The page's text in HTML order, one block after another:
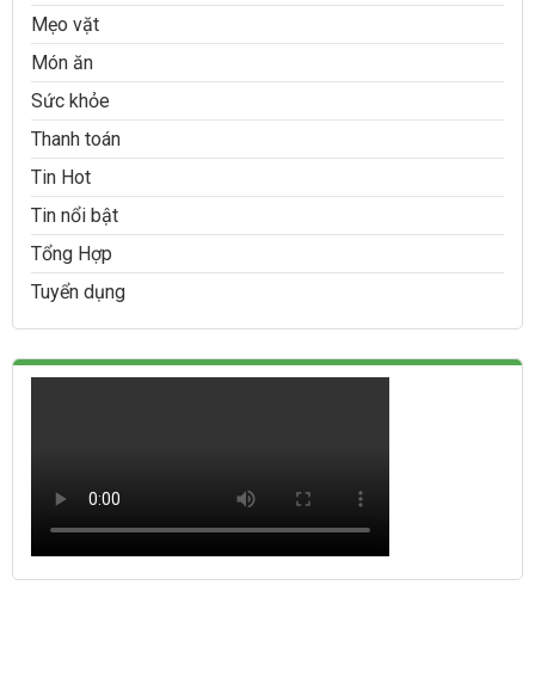
Mẹo vặt
Món ăn
Sức khỏe
Thanh toán
Tin Hot
Tin nổi bật
Tổng Hợp
Tuyển dụng